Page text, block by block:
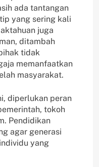
ada tantangan
yang sering kali
juga
ditambah
tidak
memanfaatkan
masyarakat.
diperlukan peran
tokoh
Pendidikan
agar generasi
yang